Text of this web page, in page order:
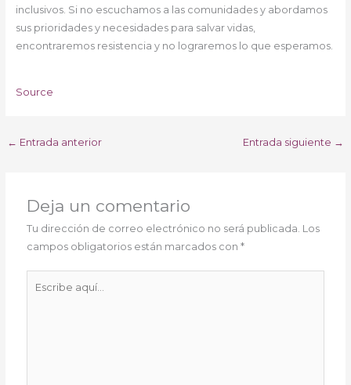
inclusivos. Si no escuchamos a las comunidades y abordamos
sus prioridades y necesidades para salvar vidas,
encontraremos resistencia y no lograremos lo que esperamos.
Source
← Entrada anterior Entrada siguiente →
Deja un comentario
Tu dirección de correo electrónico no será publicada. Los
campos obligatorios están marcados con*